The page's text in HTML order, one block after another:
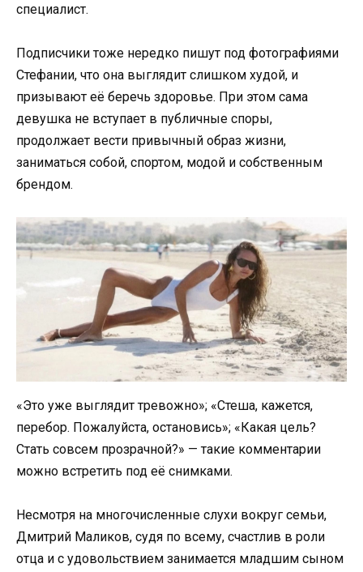
специалист.
Подписчики тоже нередко пишут под фотографиями
Стефании, что она выглядит слишком худой, и
призывают её беречь здоровье. При этом сама
девушка не вступает в публичные споры,
продолжает вести привычный образ жизни,
заниматься собой, спортом, модой и собственным
брендом.
«Это уже выглядит тревожно»; «Стеша, кажется,
перебор. Пожалуйста, остановись»; «Какая цель?
Стать совсем прозрачной?» — такие комментарии
можно встретить под её снимками.
Несмотря на многочисленные слухи вокруг семьи,
Дмитрий Маликов, судя по всему, счастлив в роли
отца и с удовольствием занимается младшим сыном